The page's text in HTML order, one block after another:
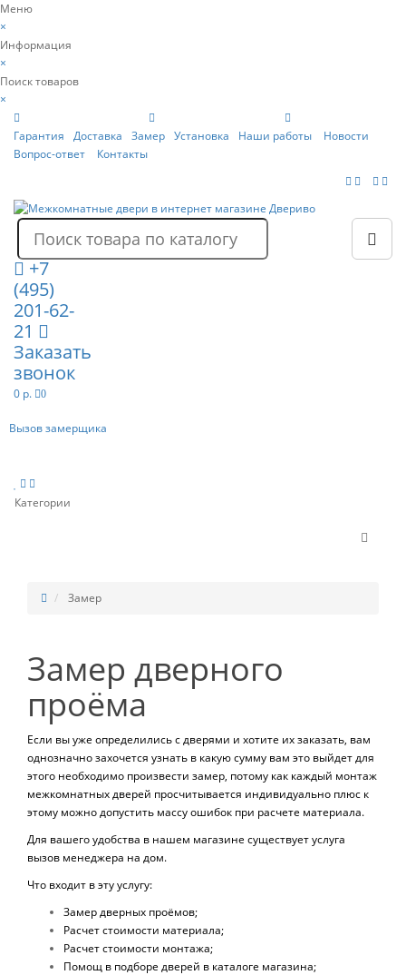
Меню
×
Информация
×
Поиск товаров
×
Гарантия Доставка Замер Установка Наши работы
Новости
Вопрос-ответ
Контакты
+7
(495)
201-62-
21
Заказать
звонок
0 р. 0
Вызов замерщика
Категории
Замер
Замер дверного
проёма
Если вы уже определились с дверями и хотите их заказать, вам
однозначно захочется узнать в какую сумму вам это выйдет для
этого необходимо произвести замер, потому как каждый монтаж
межкомнатных дверей просчитывается индивидуально плюс к
этому можно допустить массу ошибок при расчете материала.
Для вашего удобства в нашем магазине существует услуга
вызов менеджера на дом.
Что входит в эту услугу:
Замер дверных проёмов;
Расчет стоимости материала;
Расчет стоимости монтажа;
Помощ в подборе дверей в каталоге магазина;